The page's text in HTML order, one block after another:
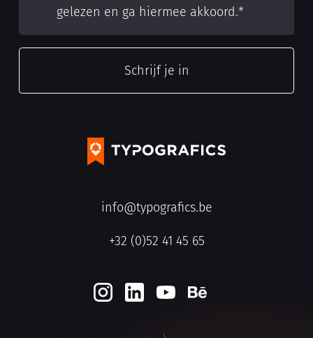
info@typografics.be
+32 (0)52 41 45 65
gelezen en ga hiermee akkoord.*